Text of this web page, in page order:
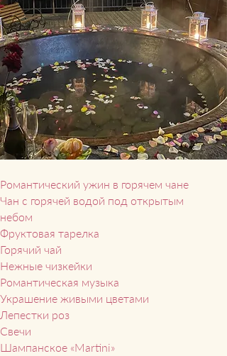
Романтический ужин в горячем чане
Чан с горячей водой под открытым
небом
Фруктовая тарелка
Горячий чай
Нежные чизкейки
Романтическая музыка
Украшение живыми цветами
Лепестки роз
Свечи
Шампанское «Martini»